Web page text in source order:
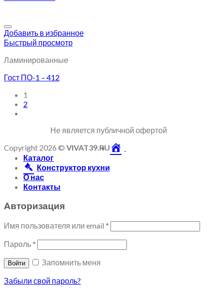
Добавить в избранное
Быстрый просмотр
Ламинированные
Гост ПО-1 – 412
1
2
Не является публичной офертой
Copyright 2026 © VIVAT39.RU
Каталог
Конструктор кухни
О нас
Контакты
Авторизация
Имя пользователя или email *
Пароль *
Войти
Запомнить меня
Забыли свой пароль?